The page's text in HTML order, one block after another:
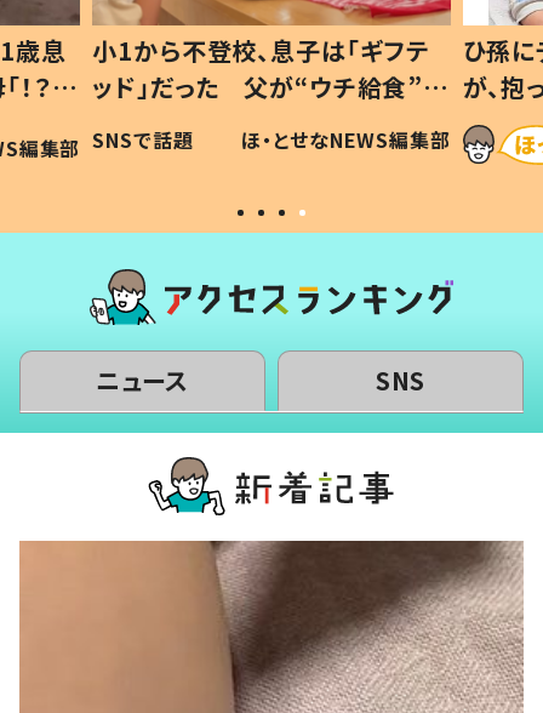
歳息
？」
編集部
小1から不登校、息子は「ギフテ
ッド」だった 父が“ウチ給食”を
作り続ける理由とは #令和の親
#令和の子
SNSで話題 ほ・とせなNEWS編集部
ひ孫
が、
「涙が
い」
ニュース SNS